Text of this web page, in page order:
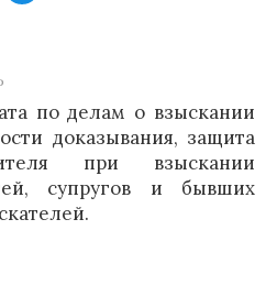
по делам о взыскании
доказывания, защита
при взыскании
супругов и бывших